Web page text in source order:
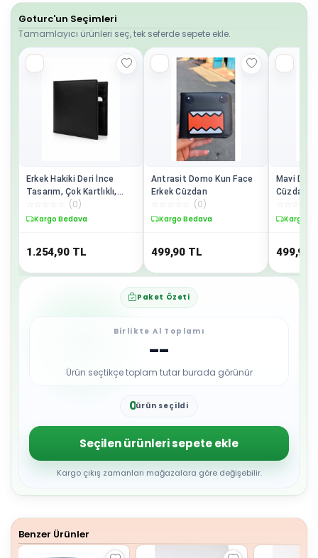
Goturc'un Seçimleri
Tamamlayıcı ürünleri seç, tek seferde sepete ekle.
Erkek Hakiki Deri İnce
Tasarım, Çok Kartlıklı,
Premium Kalite Cüzdan
(0)
Kargo Bedava
1.254,90 TL
Antrasit Domo Kun Face
Erkek Cüzdan
(0)
Kargo Bedava
499,90 TL
Mavi
Cüzdan
Kargo
499,90
Paket Özeti
Birlikte Al Toplamı
--
Ürün seçtikçe toplam tutar burada görünür
0
2
3
4
5
6
8
ürün seçildi
Seçilen ürünleri sepete ekle
Kargo çıkış zamanları mağazalara göre değişebilir.
Benzer Ürünler